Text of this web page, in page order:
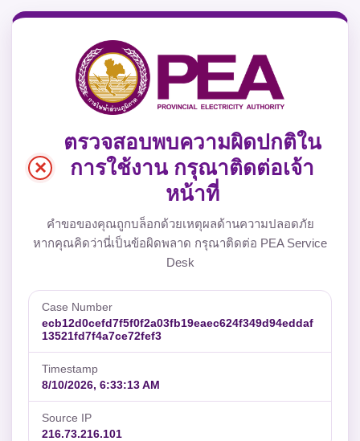
×
ตรวจสอบพบความผิดปกติใน
การใช้งาน กรุณาติดต่อเจ้า
หน้าที่
คำขอของคุณถูกบล็อกด้วยเหตุผลด้านความปลอดภัย
หากคุณคิดว่านี่เป็นข้อผิดพลาด กรุณาติดต่อ PEA Service
Desk
Case Number
ecb12d0cefd7f5f0f2a03fb19eaec624f349d94eddaf
13521fd7f4a7ce72fef3
Timestamp
8/10/2026, 6:33:13 AM
Source IP
216.73.216.101